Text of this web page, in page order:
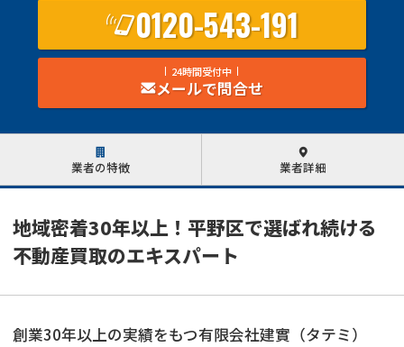
0120-543-191
24時間受付中
メールで問合せ
業者の特徴 業者詳細
地域密着30年以上！平野区で選ばれ続ける
不動産買取のエキスパート
創業30年以上の実績をもつ有限会社建實（タテミ）